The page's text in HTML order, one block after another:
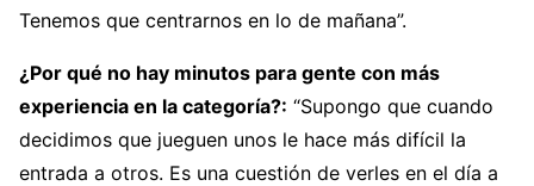
Tenemos que centrarnos en lo de mañana”.
¿Por qué no hay minutos para gente con más
experiencia en la categoría?: “Supongo que cuando
decidimos que jueguen unos le hace más difícil la
entrada a otros. Es una cuestión de verles en el día a